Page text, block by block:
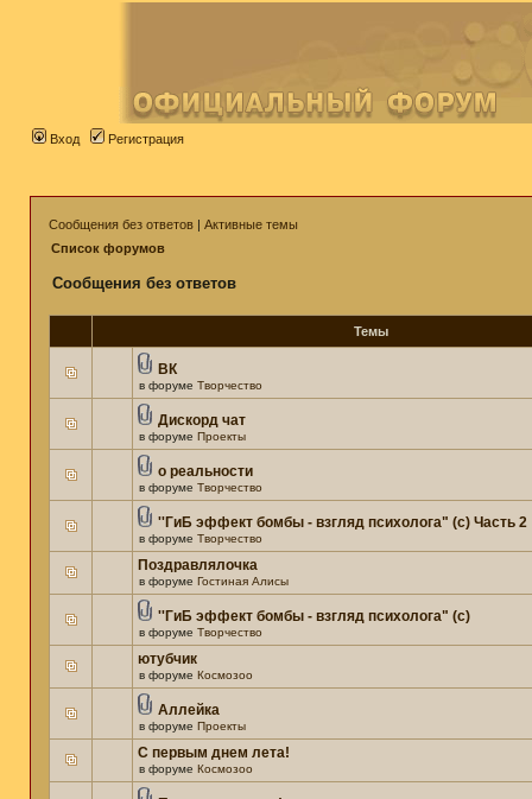
Вход Регистрация
Сообщения без ответов | Активные темы
Список форумов
Сообщения без ответов
Темы
ВК
в форуме Творчество
Дискорд чат
в форуме Проекты
о реальности
в форуме Творчество
''ГиБ эффект бомбы - взгляд психолога" (c) Часть 2
в форуме Творчество
Поздравлялочка
в форуме Гостиная Алисы
''ГиБ эффект бомбы - взгляд психолога" (c)
в форуме Творчество
ютубчик
в форуме Космозоо
Аллейка
в форуме Проекты
С первым днем лета!
в форуме Космозоо